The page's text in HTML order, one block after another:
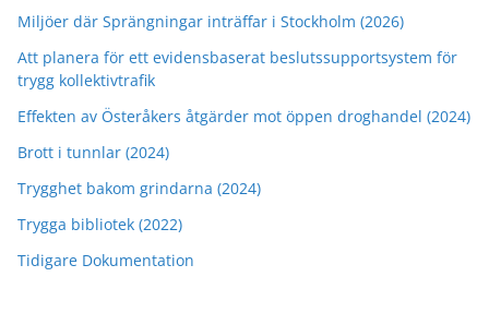
Miljöer där Sprängningar inträffar i Stockholm (2026)
Att planera för ett evidensbaserat beslutssupportsystem för
trygg kollektivtrafik
Effekten av Österåkers åtgärder mot öppen droghandel (2024)
Brott i tunnlar (2024)
Trygghet bakom grindarna (2024)
Trygga bibliotek (2022)
Tidigare Dokumentation